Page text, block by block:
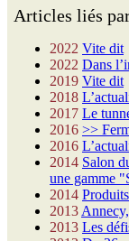
Articles liés
2022 Vite dit
2022 Dans
2019 Vite dit
2018
2017 Le
2016 >>
2016
2014 Salon
une gamme
2014
2013
2013 Les